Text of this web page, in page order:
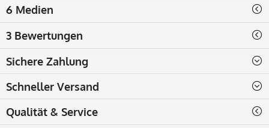
6 Medien
3 Bewertungen
Sichere Zahlung
Schneller Versand
Qualität & Service